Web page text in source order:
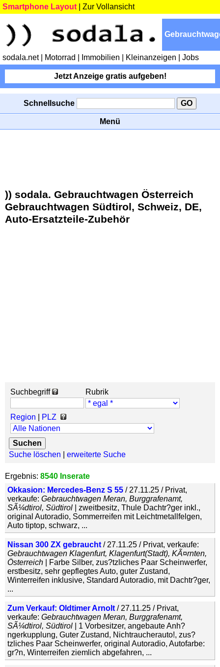
Smartphone Layout Zur Vollansicht
sodala.net | Motorrad | Immobilien | Kleinanzeigen | Jobs
Jetzt Anzeige gratis aufgeben!
Schnellsuche
Menü
)) sodala. Gebrauchtwagen Österreich
Gebrauchtwagen Südtirol, Schweiz, DE,
Auto-Ersatzteile-Zubehör
Suchbegriff Rubrik
Region PLZ
Suche löschen erweiterte Suche
Ergebnis: 8540 Inserate
Okkasion: Mercedes-Benz S 55 / 27.11.25 / Privat,
verkaufe: Gebrauchtwagen Meran, Burggrafenamt,
SÃ¼dtirol, Südtirol | zweitbesitz, Thule Dachtr?ger inkl.,
original Autoradio, Sommerreifen mit Leichtmetallfelgen,
Auto tiptop, schwarz, ...
Nissan 300 ZX gebraucht / 27.11.25 / Privat, verkaufe:
Gebrauchtwagen Klagenfurt, Klagenfurt(Stadt), KÃ¤rnten,
Österreich | Farbe Silber, zus?tzliches Paar Scheinwerfer,
erstbesitz, sehr gepflegtes Auto, guter Zustand,
Winterreifen inklusive, Standard Autoradio, mit Dachtr?ger,
...
Zum Verkauf: Oldtimer Arnolt / 27.11.25 / Privat,
verkaufe: Gebrauchtwagen Meran, Burggrafenamt,
SÃ¼dtirol, Südtirol | 1 Vorbesitzer, angebaute Anh?
ngerkupplung, Guter Zustand, Nichtraucherauto!, zus?
tzliches Paar Scheinwerfer, original Autoradio, Autofarbe:
gr?n, Winterreifen ziemlich abgefahren, ...